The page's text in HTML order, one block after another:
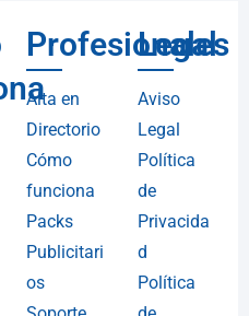
Profesionales
Alta en
Directorio
Cómo
funciona
Packs
Publicitari
os
Legal
Aviso
Legal
Política
de
Privacida
d
Política